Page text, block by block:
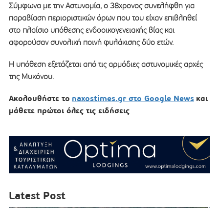
Σύμφωνα με την Αστυνομία, ο 38χρονος συνελήφθη για
παραβίαση περιοριστικών όρων που του είχαν επιβληθεί
στο πλαίσιο υπόθεσης ενδοοικογενειακής βίας και
αφορούσαν συνολική ποινή φυλάκισης δύο ετών.
Η υπόθεση εξετάζεται από τις αρμόδιες αστυνομικές αρχές
της Μυκόνου.
Ακολουθήστε το naxostimes.gr στο Google News και
μάθετε πρώτοι όλες τις ειδήσεις
Latest Post